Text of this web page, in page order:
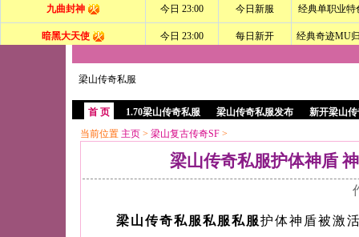
梁山传奇私服
首 页 1.70梁山传奇私服 梁山传奇私服发布
新开梁山
当前位置 主页 > 梁山复古传奇SF >
梁山传奇私服护体神盾
梁山传奇私服私服私服护体神盾被激